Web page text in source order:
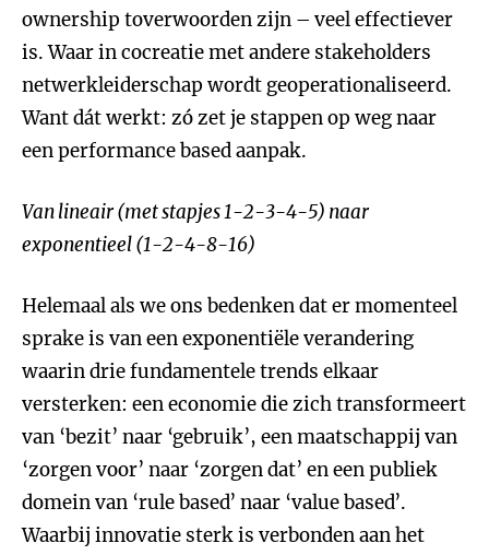
ownership toverwoorden zijn – veel effectiever
is. Waar in cocreatie met andere stakeholders
netwerkleiderschap wordt geoperationaliseerd.
Want dát werkt: zó zet je stappen op weg naar
een performance based aanpak.
Van lineair (met stapjes 1-2-3-4-5) naar
exponentieel (1-2-4-8-16)
Helemaal als we ons bedenken dat er momenteel
sprake is van een exponentiële verandering
waarin drie fundamentele trends elkaar
versterken: een economie die zich transformeert
van ‘bezit’ naar ‘gebruik’, een maatschappij van
‘zorgen voor’ naar ‘zorgen dat’ en een publiek
domein van ‘rule based’ naar ‘value based’.
Waarbij innovatie sterk is verbonden aan het